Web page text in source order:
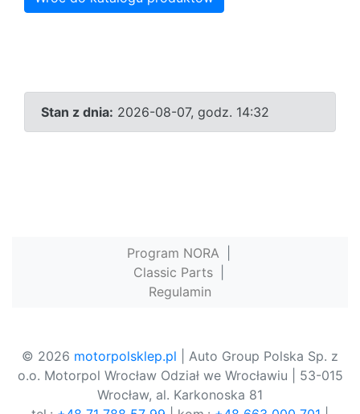
Stan z dnia: 2026-08-07, godz. 14:32
Program NORA
Classic Parts
Regulamin
© 2026 motorpolsklep.pl | Auto Group Polska Sp. z
o.o. Motorpol Wrocław Odział we Wrocławiu | 53-015
Wrocław, al. Karkonoska 81